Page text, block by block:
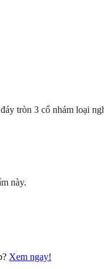
tròn 3 cổ nhám loại
này.
Xem ngay!